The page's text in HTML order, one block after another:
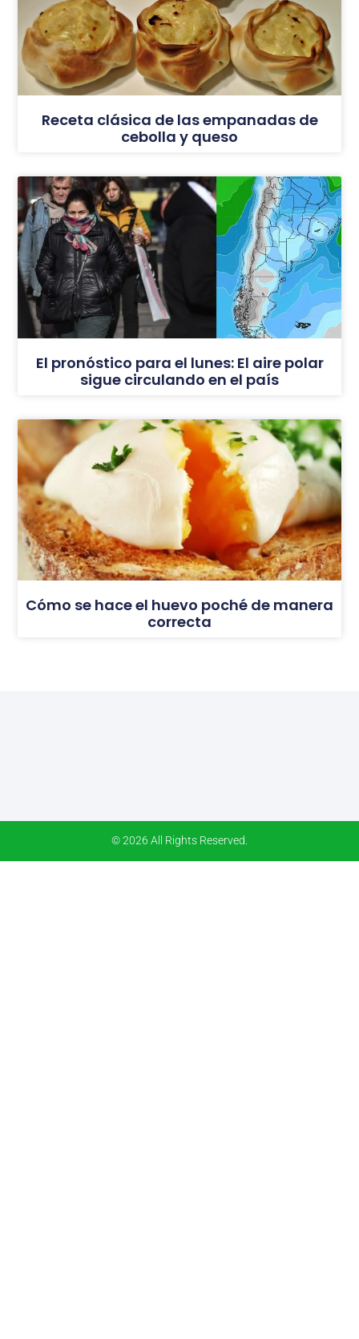
Receta clásica de las empanadas de
cebolla y queso
El pronóstico para el lunes: El aire polar
sigue circulando en el país
Cómo se hace el huevo poché de manera
correcta
© 2026 All Rights Reserved.